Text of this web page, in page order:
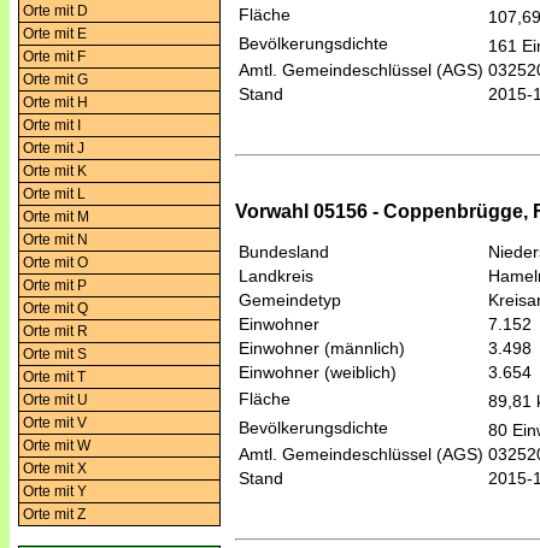
Orte mit D
Orte mit E
Orte mit F
Orte mit G
Orte mit H
Orte mit I
Orte mit J
Orte mit K
Orte mit L
Orte mit M
Orte mit N
Orte mit O
Orte mit P
Orte mit Q
Orte mit R
Orte mit S
Orte mit T
Orte mit U
Orte mit V
Orte mit W
Orte mit X
Orte mit Y
Orte mit Z
Fläche
Bevölkerungsdichte
161
Amtl. Gemeindeschlüssel (AGS)
Stand
2015-
Vorwahl 05156 - Coppenbrügge,
Bundesland
Landkreis
Gemeindetyp
Einwohner
7.152
Einwohner (männlich)
3.498
Einwohner (weiblich)
3.654
Fläche
89,81
Bevölkerungsdichte
80
Amtl. Gemeindeschlüssel (AGS)
Stand
2015-